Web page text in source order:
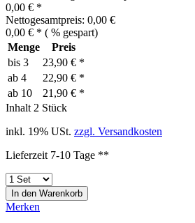
0,00 € *
Nettogesamtpreis: 0,00 €
0,00 € * ( % gespart)
Menge
Preis
bis 3
23,90 € *
ab 4
22,90 € *
ab 10
21,90 € *
Inhalt 2 Stück
inkl. 19% USt. zzgl. Versandkosten
Lieferzeit 7-10 Tage **
In den Warenkorb
Merken